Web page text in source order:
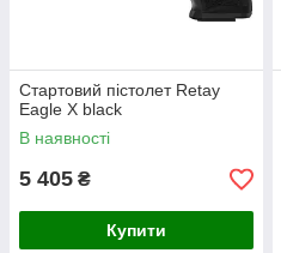
Стартовий пістолет Retay
Eagle X black
В наявності
5 405 ₴
Купити